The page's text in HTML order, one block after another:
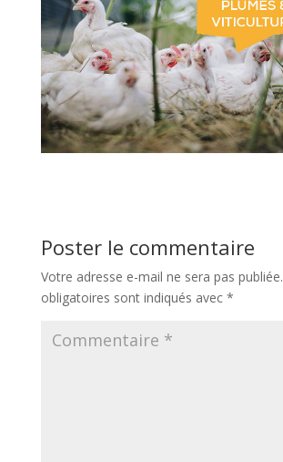
Poster le commentaire
Votre adresse e-mail ne sera pas publiée.
obligatoires sont indiqués avec *